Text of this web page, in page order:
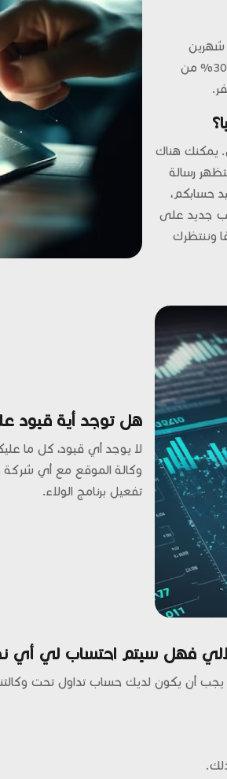
شهرين
متواصلين بدون التداول والحصول من طرفنا على أي عمولات سيتم خصم 30% من
يمكنك هناك
رسالة
حسابكم،
جديد على
وننتظرك
هل توجد أية قيود
لا يوجد أي قيود، كل ما
وكالة الموقع مع أي
تفعيل برنامج الولاء.
فهل سيتم احتساب لي أي
أن يكون لديك حساب تداول تحت